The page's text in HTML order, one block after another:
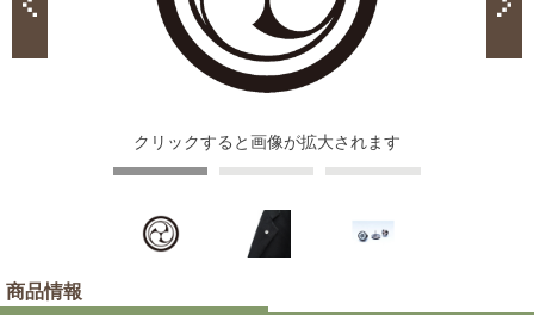
クリックすると画像が拡大されます
商品情報